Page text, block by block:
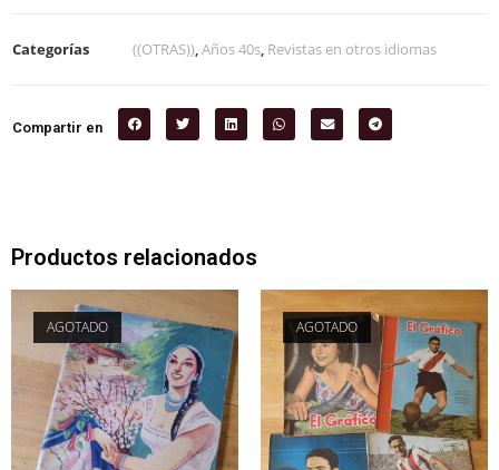
Categorías ((OTRAS)),Años 40s, Revistas en otros idiomas
Compartir en
Productos relacionados
AGOTADO AGOTADO